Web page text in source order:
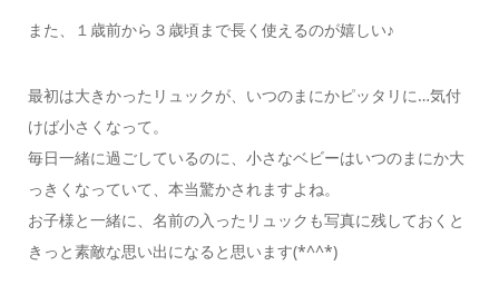
また、１歳前から３歳頃まで長く使えるのが嬉しい♪
最初は大きかったリュックが、いつのまにかピッタリに…気付
けば小さくなって。
毎日一緒に過ごしているのに、小さなベビーはいつのまにか大
っきくなっていて、本当驚かされますよね。
お子様と一緒に、名前の入ったリュックも写真に残しておくと
きっと素敵な思い出になると思います(*^^*)